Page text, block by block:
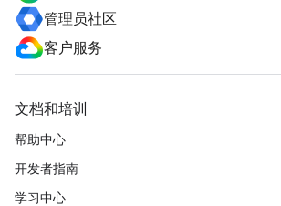
管理员社区
客户服务
文档和培训
帮助中心
开发者指南
学习中心